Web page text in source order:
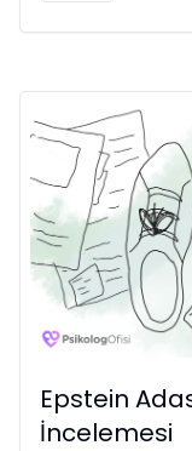
Epstein
İncelemesi